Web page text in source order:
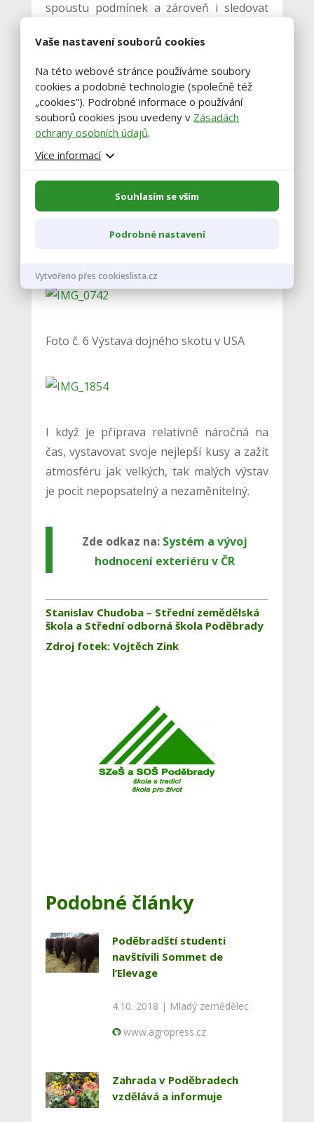
spoustu podmínek a zároveň i sledovat
k hladkému průběhu a postavení krav do
řady dle umístění. Tato kola jsou
rozdělena podle reprodukčního období,
kde soupeří jednotlivé krávy mezi sebou, a
na konci jsou vítězky z jednotlivých
kategorií postaveny do finálního kola, kde
je vyhlášena šampionka výstavy. Ta
dostane nejvyšší ocenění, která lze na této
výstavě získat.
Foto č. 6 Výstava dojného skotu v USA
I když je příprava relativně náročná na
čas, vystavovat svoje nejlepší kusy a zažít
atmosféru jak velkých, tak malých výstav
je pocit nepopsatelný a nezaměnitelný.
Zde odkaz na: Systém a vývoj
hodnocení exteriéru v ČR
Stanislav Chudoba – Střední zemědělská
škola a Střední odborná škola Poděbrady
Zdroj fotek: Vojtěch Zink
Podobné články
Poděbradští studenti
navštívili Sommet de
l’Elevage
4.10. 2018 | Mladý zemědělec
www.agropress.cz
Zahrada v Poděbradech
vzdělává a informuje
Vaše nastavení souborů cookies
Na této webové stránce používáme soubory
cookies a podobné technologie (společně též
„cookies“). Podrobné informace o používání
souborů cookies jsou uvedeny v Zásadách
ochrany osobních údajů.
Více informací
Souhlasím se vším
Podrobné nastavení
Vytvořeno přes cookieslista.cz